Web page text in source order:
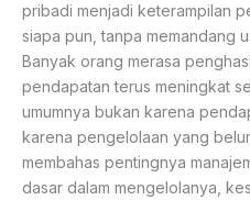
pribadi menjadi keterampilan
siapa pun, tanpa memandang
Banyak orang merasa
pendapatan terus meningkat
umumnya bukan karena
karena pengelolaan yang
membahas pentingnya
dasar dalam mengelolanya,